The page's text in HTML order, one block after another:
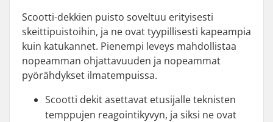
Scootti-dekkien puisto soveltuu erityisesti
skeittipuistoihin, ja ne ovat tyypillisesti kapeampia
kuin katukannet. Pienempi leveys mahdollistaa
nopeamman ohjattavuuden ja nopeammat
pyörähdykset ilmatempuissa.
Scootti dekit asettavat etusijalle teknisten
temppujen reagointikyvyn, ja siksi ne ovat